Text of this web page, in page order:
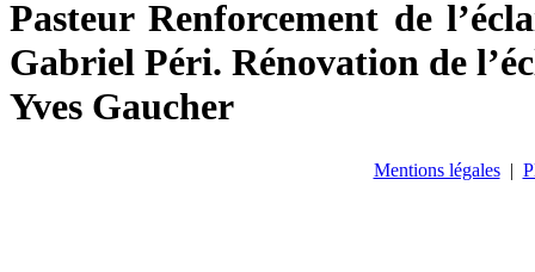
Pasteur Renforcement de
Gabriel Péri. Rénovation de
Yves Gaucher
Mentions légales |